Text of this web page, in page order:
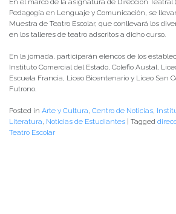
Pedagogía en Lenguaje y Comunicación, se
Muestra de Teatro Escolar, que conllevará los
en los talleres de teatro adscritos a dicho curso.
En la jornada, participarán elencos de los
Instituto Comercial del Estado, Colefio Austal,
Escuela Francia, Liceo Bicentenario y Liceo San
Futrono.
Posted in Arte y Cultura Centro de Noticias
Literatura Noticias de Estudiantes | Tagged
Teatro Escolar